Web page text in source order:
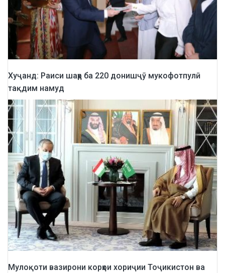
Хуҷанд: Раиси шаҳр ба 220 донишҷӯ мукофотпулӣ
тақдим намуд
Мулоқоти вазирони корҳои хориҷии Тоҷикистон ва